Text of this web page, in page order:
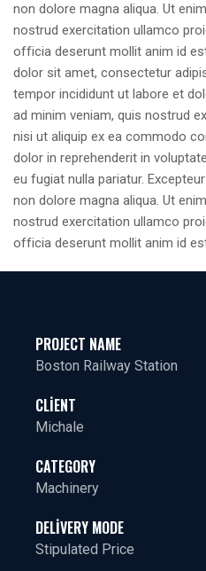
non dolore magna aliqua. Ut
nostrud exercitation ullamco
officia deserunt mollit anim id
dolor sit amet, consectetur
tempor incididunt ut labore et
ad minim veniam, quis nostrud
nisi ut aliquip ex ea commodo
dolor in reprehenderit in
eu fugiat nulla pariatur.
non dolore magna aliqua. Ut
nostrud exercitation ullamco
officia deserunt mollit anim id
PROJECT NAME
Boston Railway Station
CLIENT
Michale
CATEGORY
Machinery
DELIVERY MODE
Stipulated Price